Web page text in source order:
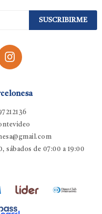
sábados de 07:00 a 19:00
SUSCRIBIRME
